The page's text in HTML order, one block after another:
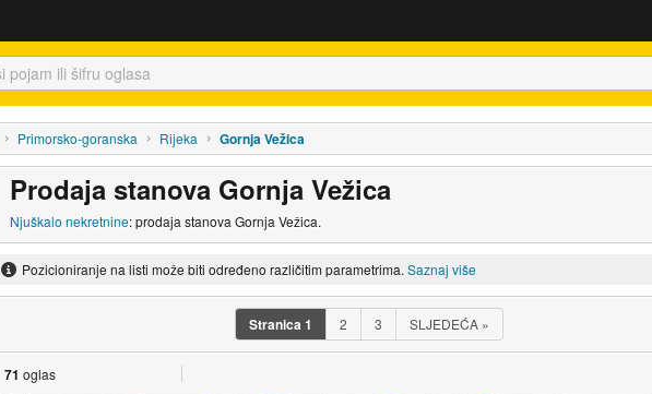
Primorsko-goranska Rijeka Gornja Vežica
Prodaja stanova Gornja Vežica
Njuškalo nekretnine: prodaja stanova Gornja Vežica.
Pozicioniranje na listi može biti određeno različitim parametrima. Saznaj više
Stranica1 2 3 SLJEDEĆA »
71 oglas